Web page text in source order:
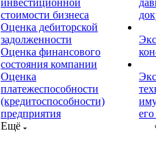
инвестиционной
стоимости бизнеса
Оценка дебиторской
задолженности
Оценка финансового
состояния компании
Оценка
платежеспособности
(кредитоспособности)
предприятия
Ещё